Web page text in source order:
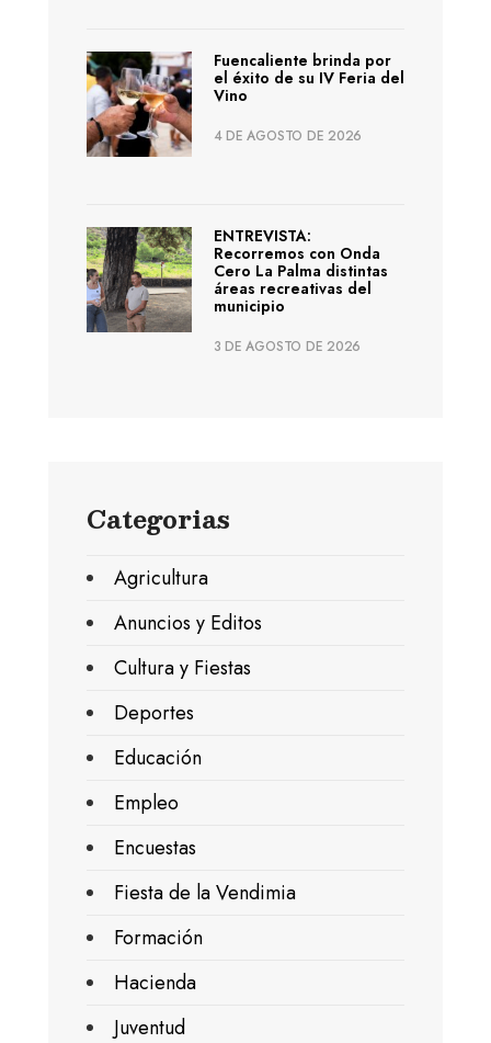
Fuencaliente brinda por
el éxito de su IV Feria del
Vino
4 DE AGOSTO DE 2026
ENTREVISTA:
Recorremos con Onda
Cero La Palma distintas
áreas recreativas del
municipio
3 DE AGOSTO DE 2026
Categorias
Agricultura
Anuncios y Editos
Cultura y Fiestas
Deportes
Educación
Empleo
Encuestas
Fiesta de la Vendimia
Formación
Hacienda
Juventud